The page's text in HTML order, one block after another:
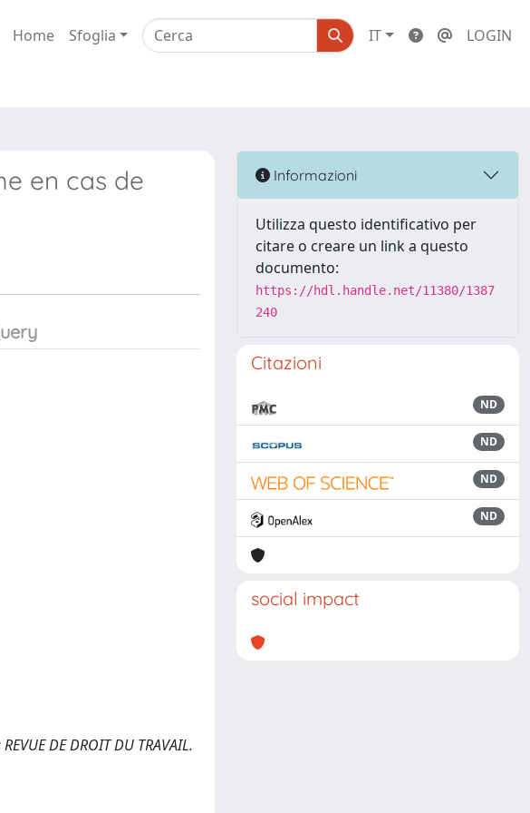
Home Sfoglia IT LOGIN
en cas de
DE DROIT DU TRAVAIL.
Informazioni
Utilizza questo identificativo per
citare o creare un link a questo
documento:
https://hdl.handle.net/11380/1387
240
Citazioni
ND
ND
ND
ND
social impact